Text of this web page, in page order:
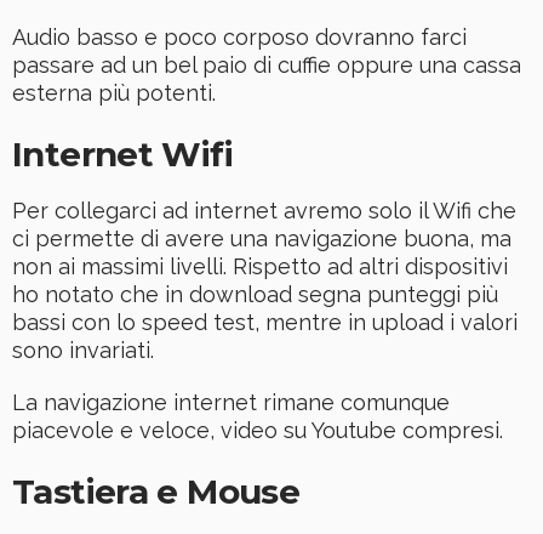
Audio basso e poco corposo dovranno farci
passare ad un bel paio di cuffie oppure una cassa
esterna più potenti.
Internet Wifi
Per collegarci ad internet avremo solo il Wifi che
ci permette di avere una navigazione buona, ma
non ai massimi livelli. Rispetto ad altri dispositivi
ho notato che in download segna punteggi più
bassi con lo speed test, mentre in upload i valori
sono invariati.
La navigazione internet rimane comunque
piacevole e veloce, video su Youtube compresi.
Tastiera e Mouse